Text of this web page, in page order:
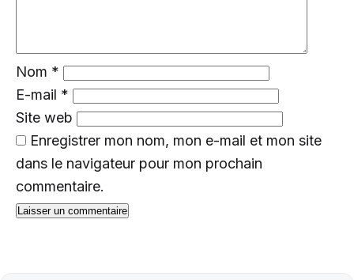
Nom *
E-mail *
Site web
Enregistrer mon nom, mon e-mail et mon site
dans le navigateur pour mon prochain
commentaire.